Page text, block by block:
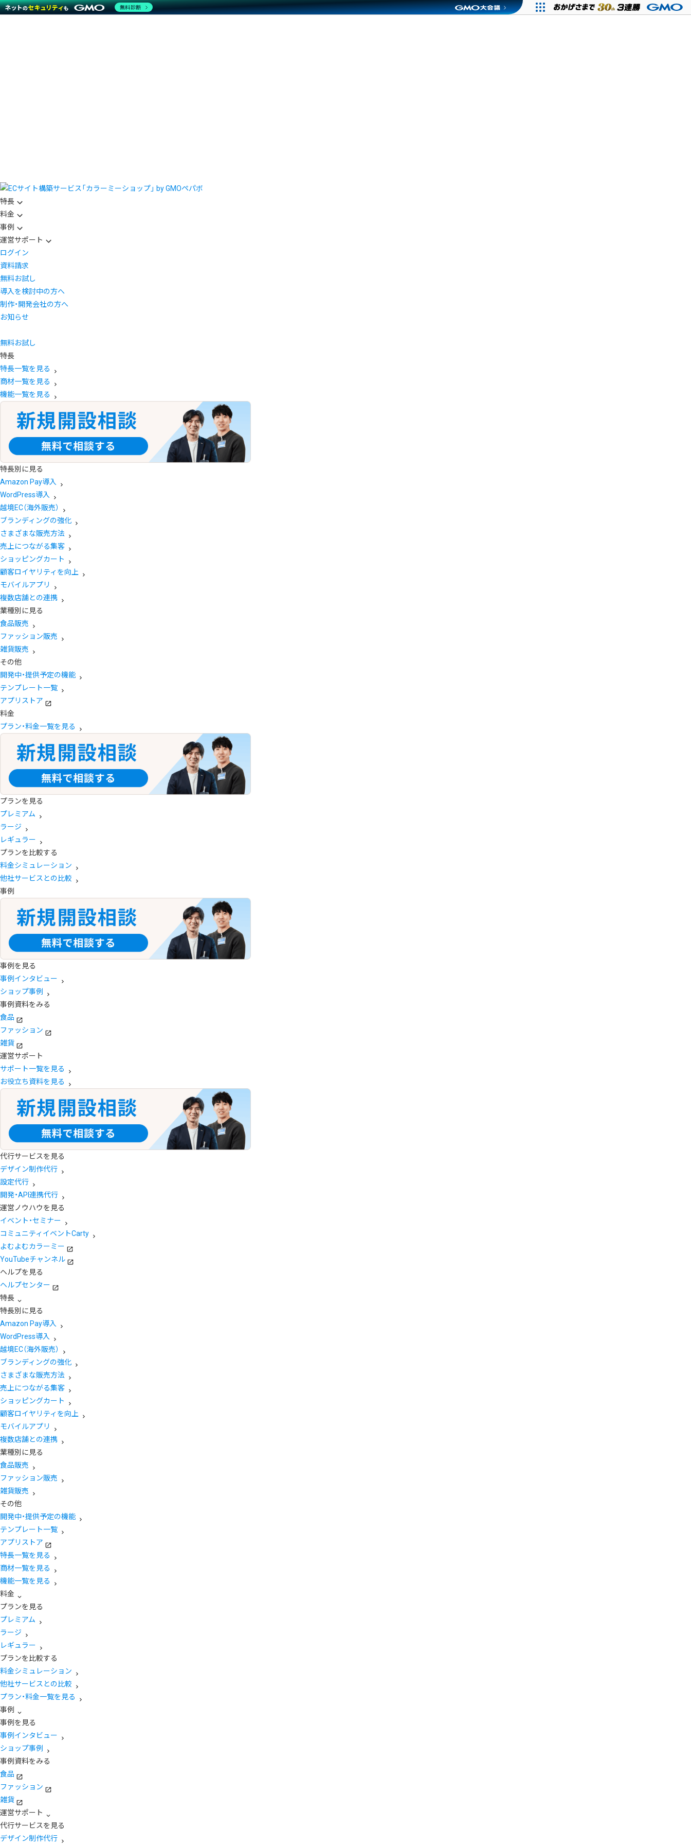
特長
料金
事例
運営サポート
ログイン
資料請求
無料お試し
導入を検討中の方へ
制作・開発会社の方へ
お知らせ
無料お試し
特長
特長一覧を見る
商材一覧を見る
機能一覧を見る
特長別に見る
Amazon Pay導入
WordPress導入
越境EC（海外販売）
ブランディングの強化
さまざまな販売方法
売上につながる集客
ショッピングカート
顧客ロイヤリティを向上
モバイルアプリ
複数店舗との連携
業種別に見る
食品販売
ファッション販売
雑貨販売
その他
開発中・提供予定の機能
テンプレート一覧
アプリストア
料金
プラン・料金一覧を見る
プランを見る
プレミアム
ラージ
レギュラー
プランを比較する
料金シミュレーション
他社サービスとの比較
事例
事例を見る
事例インタビュー
ショップ事例
事例資料をみる
食品
ファッション
雑貨
運営サポート
サポート一覧を見る
お役立ち資料を見る
代行サービスを見る
デザイン制作代行
設定代行
開発・API連携代行
運営ノウハウを見る
イベント・セミナー
コミュニティイベントCarty
よむよむカラーミー
YouTubeチャンネル
ヘルプを見る
ヘルプセンター
特長
特長別に見る
Amazon Pay導入
WordPress導入
越境EC（海外販売）
ブランディングの強化
さまざまな販売方法
売上につながる集客
ショッピングカート
顧客ロイヤリティを向上
モバイルアプリ
複数店舗との連携
業種別に見る
食品販売
ファッション販売
雑貨販売
その他
開発中・提供予定の機能
テンプレート一覧
アプリストア
特長一覧を見る
商材一覧を見る
機能一覧を見る
料金
プランを見る
プレミアム
ラージ
レギュラー
プランを比較する
料金シミュレーション
他社サービスとの比較
プラン・料金一覧を見る
事例
事例を見る
事例インタビュー
ショップ事例
事例資料をみる
食品
ファッション
雑貨
運営サポート
代行サービスを見る
デザイン制作代行
無料診断